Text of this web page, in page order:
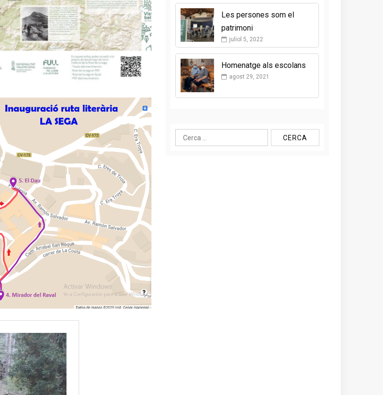
Les persones som el
patrimoni
juliol 5, 2022
Homenatge als escolans
agost 29, 2021
Cerca: